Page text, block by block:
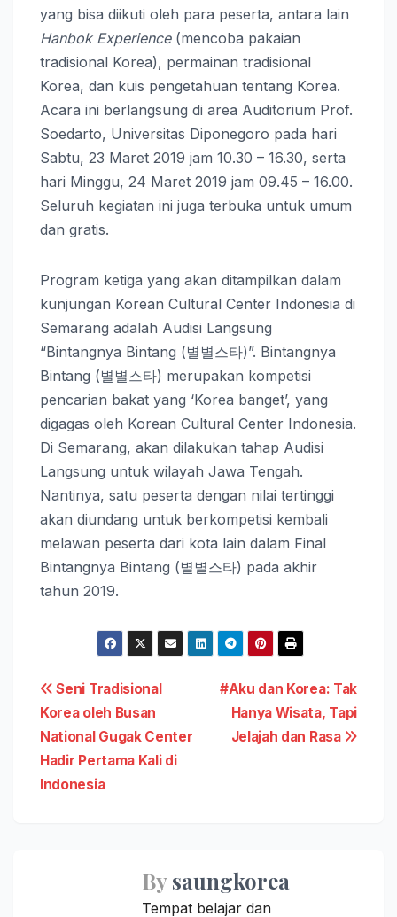
yang bisa diikuti oleh para peserta, antara lain
Hanbok Experience(mencoba pakaian
tradisional Korea), permainan tradisional
Korea, dan kuis pengetahuan tentang Korea.
Acara ini berlangsung di area Auditorium Prof.
Soedarto, Universitas Diponegoro pada hari
Sabtu, 23 Maret 2019 jam 10.30 – 16.30, serta
hari Minggu, 24 Maret 2019 jam 09.45 – 16.00.
Seluruh kegiatan ini juga terbuka untuk umum
dan gratis.
Program ketiga yang akan ditampilkan dalam
kunjungan Korean Cultural Center Indonesia di
Semarang adalah Audisi Langsung
“Bintangnya Bintang (별별스타)”. Bintangnya
Bintang (별별스타) merupakan kompetisi
pencarian bakat yang ‘Korea banget’, yang
digagas oleh Korean Cultural Center Indonesia.
Di Semarang, akan dilakukan tahap Audisi
Langsung untuk wilayah Jawa Tengah.
Nantinya, satu peserta dengan nilai tertinggi
akan diundang untuk berkompetisi kembali
melawan peserta dari kota lain dalam Final
Bintangnya Bintang (별별스타) pada akhir
tahun 2019.
Post
navigation
#Aku dan Korea: Tak
Hanya Wisata, Tapi
Jelajah dan Rasa
Seni Tradisional
Korea oleh Busan
National Gugak Center
Hadir Pertama Kali di
Indonesia
Bysaungkorea
Tempat belajar dan